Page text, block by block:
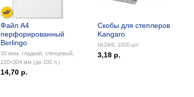
Файл А4
перфорированный
Berlingo
30 мкм, гладкий, глянцевый,
220×304 мм (до 100 л.)
14,70 р.
Скобы для степлеров
Kangaro
№24/6, 1000 шт.
3,18 р.